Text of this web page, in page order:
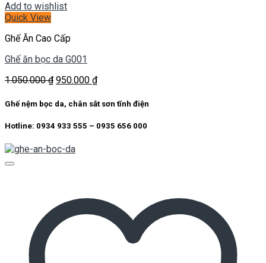
Add to wishlist
Quick View
Ghế Ăn Cao Cấp
Ghế ăn bọc da G001
1.050.000₫ Giá
là:
950.000 ₫Giá
tại
950.000 ₫.
Ghế nệm bọc da, chân sắt sơn tĩnh điện
Hotline: 0934 933 555 – 0935 656 000